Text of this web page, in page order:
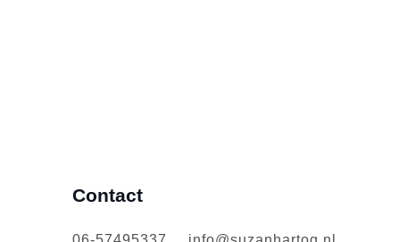
Contact